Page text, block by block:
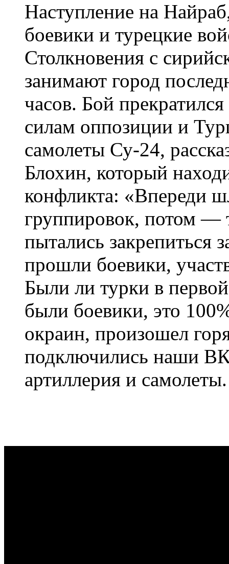
Наступление на
боевики и турецкие
Столкновения с
занимают город
часов. Бой
силам оппозиции и
самолеты Су-24,
Блохин, который
конфликта: «Впереди
группировок, потом —
пытались закрепиться
прошли боевики,
Были ли турки в
были боевики, это
окраин, произошел
подключились наши
артиллерия и